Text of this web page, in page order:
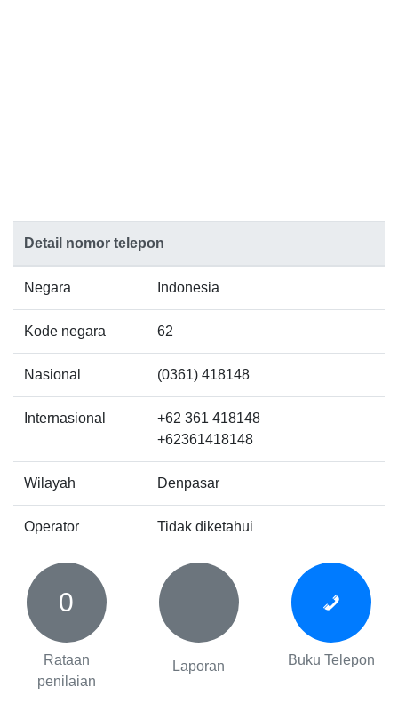
Detail nomor telepon
Negara Indonesia
Kode negara 62
Nasional (0361) 418148
Internasional
+62 361 418148
+62361418148
Wilayah Denpasar
Operator Tidak diketahui
0
Rataan
penilaian
Laporan Buku Telepon